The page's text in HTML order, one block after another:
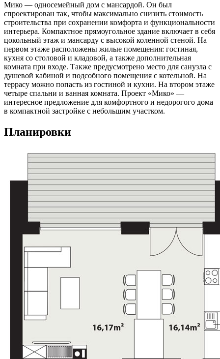
Мико — односемейный дом с мансардой. Он был
спроектирован так, чтобы максимально снизить стоимость
строительства при сохранении комфорта и функциональности
интерьера. Компактное прямоугольное здание включает в себя
цокольный этаж и мансарду с высокой коленной стеной. На
первом этаже расположены жилые помещения: гостиная,
кухня со столовой и кладовой, а также дополнительная
комната при входе. Также предусмотрено место для санузла с
душевой кабиной и подсобного помещения с котельной. На
террасу можно попасть из гостиной и кухни. На втором этаже
четыре спальни и ванная комната. Проект «Мико» —
интересное предложение для комфортного и недорогого дома
в компактной застройке с небольшим участком.
Планировки